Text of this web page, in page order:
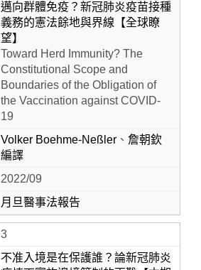
邁向群體免疫？新冠肺炎疫苗接種
義務的憲法餘地與界線【全球瞭
望】
Toward Herd Immunity? The
Constitutional Scope and
Boundaries of the Obligation of
the Vaccination against COVID-
19
Volker Boehme-Neßler、 詹朝欽
編譯
2022/09
月旦醫事法報告
3
不准入境是在保護誰？論新冠肺炎